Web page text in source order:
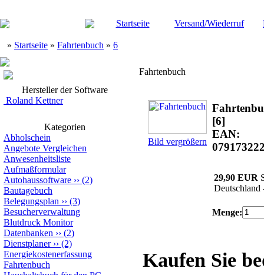
Startseite Versand/Wiederruf
» Startseite » Fahrtenbuch » 6
Hersteller der Software
Roland Kettner
Kategorien
Abholschein
Angebote Vergleichen
Anwesenheitsliste
Aufmaßformular
Autohaussoftware ›› (2)
Bautagebuch
Belegungsplan ›› (3)
Besucherverwaltung
Blutdruck Monitor
Datenbanken ›› (2)
Dienstplaner›› (2)
Energiekostenerfassung
Fahrtenbuch
Fahrtenbuch
Bild vergrößern
[6]
EAN:
29,90 EUR
Deutschland
Menge:
Kaufen Sie